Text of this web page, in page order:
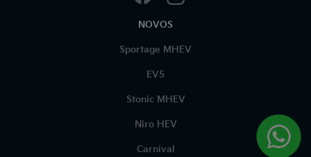
NOVOS
Sportage MHEV
EV5
Stonic MHEV
Niro HEV
Carnival